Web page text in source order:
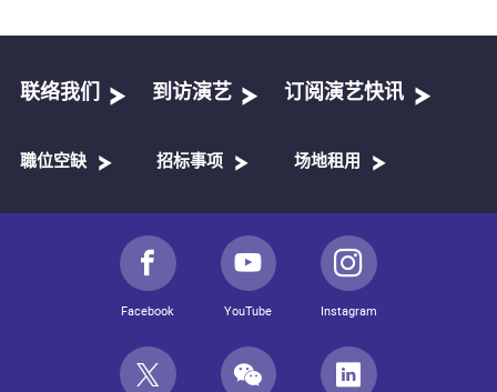
联络我们 到访演艺 订阅演艺快讯
職位空缺 招标事项 场地租用
Facebook YouTube Instagram